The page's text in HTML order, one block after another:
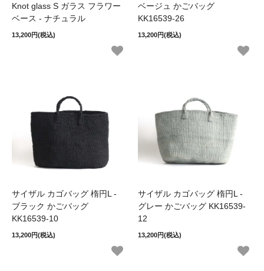
Knot glass S ガラス フラワー
ベース - ナチュラル
13,200円(税込)
ベージュ かごバッグ
KK16539-26
13,200円(税込)
サイザル カゴバッグ 楕円L -
ブラック かごバッグ
KK16539-10
13,200円(税込)
サイザル カゴバッグ 楕円L -
グレー かごバッグ KK16539-
12
13,200円(税込)